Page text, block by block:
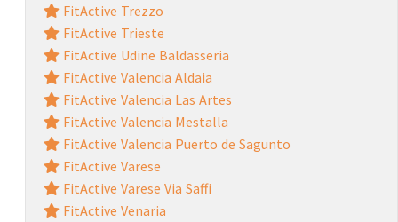
FitActive Trezzo
FitActive Trieste
FitActive Udine Baldasseria
FitActive Valencia Aldaia
FitActive Valencia Las Artes
FitActive Valencia Mestalla
FitActive Valencia Puerto de Sagunto
FitActive Varese
FitActive Varese Via Saffi
FitActive Venaria